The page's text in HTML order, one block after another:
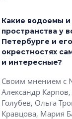
Какие водоемы и
пространства у
Петербурге и его
окрестностях
и интересные?
Своим мнением с
Александр
Голубев, Ольга
Кравцова, Мария